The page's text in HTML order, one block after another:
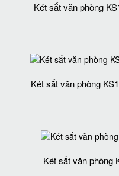
Két sắt văn phòng
Két sắt văn phòng
Két sắt văn phòng